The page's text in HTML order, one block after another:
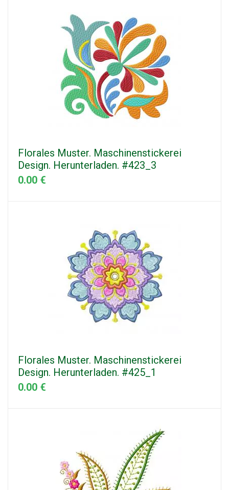
Florales Muster. Maschinenstickerei
Design. Herunterladen. #423_3
0.00 €
Florales Muster. Maschinenstickerei
Design. Herunterladen. #425_1
0.00 €